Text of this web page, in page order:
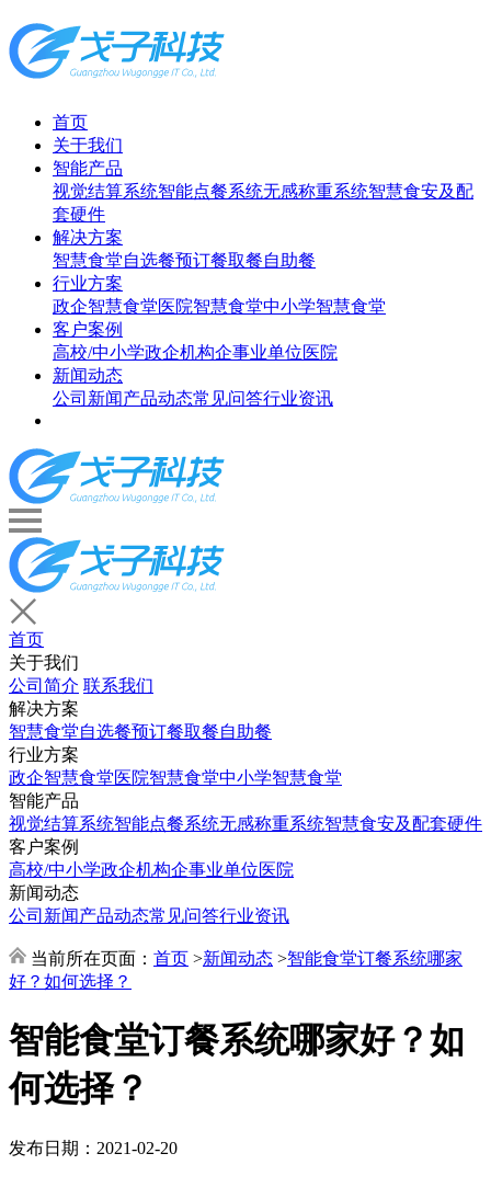
首页
关于我们
智能产品
视觉结算系统智能点餐系统无感称重系统智慧食安及配
套硬件
解决方案
智慧食堂自选餐预订餐取餐自助餐
行业方案
政企智慧食堂医院智慧食堂中小学智慧食堂
客户案例
高校/中小学政企机构企事业单位医院
新闻动态
公司新闻产品动态常见问答行业资讯
首页
关于我们
公司简介 联系我们
解决方案
智慧食堂自选餐预订餐取餐自助餐
行业方案
政企智慧食堂医院智慧食堂中小学智慧食堂
智能产品
视觉结算系统智能点餐系统无感称重系统智慧食安及配套硬件
客户案例
高校/中小学政企机构企事业单位医院
新闻动态
公司新闻产品动态常见问答行业资讯
当前所在页面： 首页 >新闻动态 >智能食堂订餐系统哪家
好？如何选择？
智能食堂订餐系统哪家好？如
何选择？
发布日期：2021-02-20